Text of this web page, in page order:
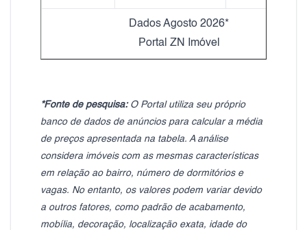
Dados Agosto 2026*
Portal ZN Imóvel
*Fonte de pesquisa:O Portal utiliza seu próprio
banco de dados de anúncios para calcular a média
de preços apresentada na tabela. A análise
considera imóveis com as mesmas características
em relação ao bairro, número de dormitórios e
vagas. No entanto, os valores podem variar devido
a outros fatores, como padrão de acabamento,
mobília, decoração, localização exata, idade do